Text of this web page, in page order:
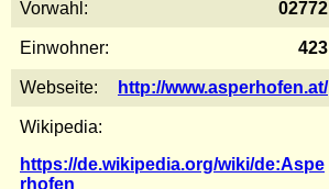
Vorwahl: 02772
Einwohner: 423
Webseite: http://www.asperhofen.at/
Wikipedia:
https://de.wikipedia.org/wiki/de:Aspe
rhofen